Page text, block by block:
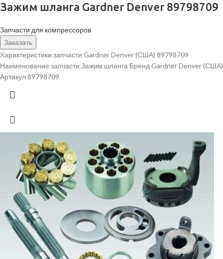
Зажим шланга Gardner Denver 89798709
Запчасти для компрессоров
Заказать
Характеристики запчасти Gardner Denver (США) 89798709
Наименование запчасти Зажим шланга Бренд Gardner Denver (США)
Артикул 89798709